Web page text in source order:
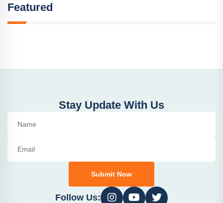
Featured
Stay Update With Us
Submit Now
Follow Us: